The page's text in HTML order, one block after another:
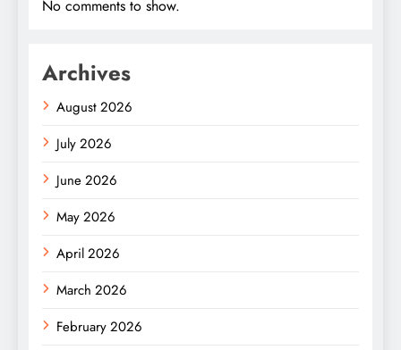
No comments to show.
Archives
August 2026
July 2026
June 2026
May 2026
April 2026
March 2026
February 2026